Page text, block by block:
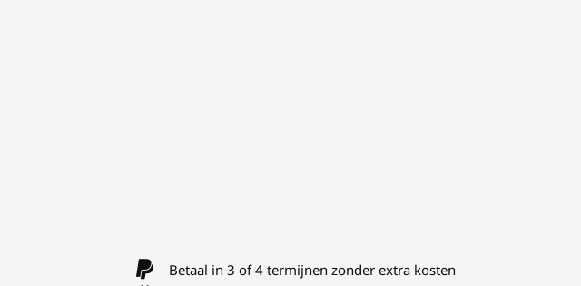
Betaal in 3 of 4 termijnen zonder extra kosten